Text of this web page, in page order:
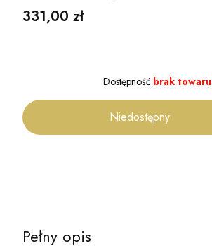
Cena
331,00 zł
Dostępność:brak towaru
Niedostępny
Pełny opis